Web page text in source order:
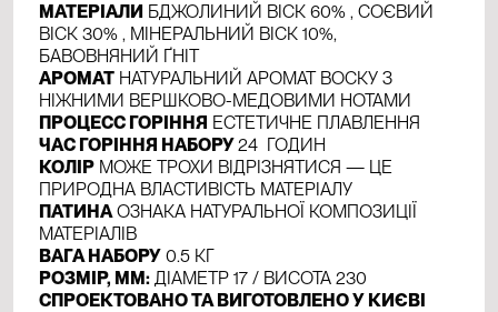
МАТЕРІАЛИ БДЖОЛИНИЙ ВІСК 60% , СОЄВИЙ
ВІСК 30% , МІНЕРАЛЬНИЙ ВІСК 10%,
БАВОВНЯНИЙ ҐНІТ
АРОМАТ НАТУРАЛЬНИЙ АРОМАТ ВОСКУ З
НІЖНИМИ ВЕРШКОВО-МЕДОВИМИ НОТАМИ
ПРОЦЕСС ГОРІННЯ ЕСТЕТИЧНЕ ПЛАВЛЕННЯ
ЧАС ГОРІННЯ НАБОРУ24 ГОДИН
КОЛІР МОЖЕ ТРОХИ ВІДРІЗНЯТИСЯ — ЦЕ
ПРИРОДНА ВЛАСТИВІСТЬ МАТЕРІАЛУ
ПАТИНАОЗНАКА НАТУРАЛЬНОЇ КОМПОЗИЦІЇ
МАТЕРІАЛІВ
ВАГА НАБОРУ 0.5 КГ
РОЗМІР, ММ: ДІАМЕТР 17 / ВИСОТА 230
СПРОЕКТОВАНО ТА ВИГОТОВЛЕНО У КИЄВІ